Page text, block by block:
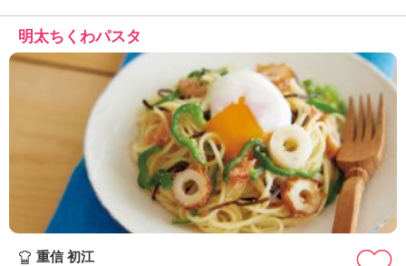
明太ちくわパスタ
重信 初江